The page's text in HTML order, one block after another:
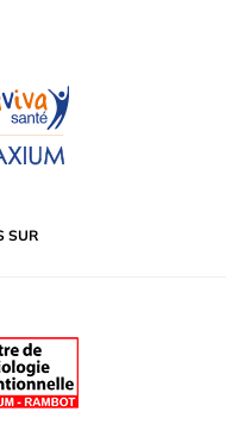
SUR